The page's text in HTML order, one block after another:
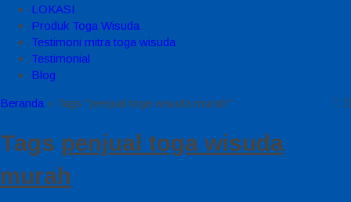
LOKASI
Produk Toga Wisuda
Testimoni mitra toga wisuda
Testimonial
Blog
Beranda » Tags "penjual toga wisuda murah"
Tags penjual toga wisuda
murah